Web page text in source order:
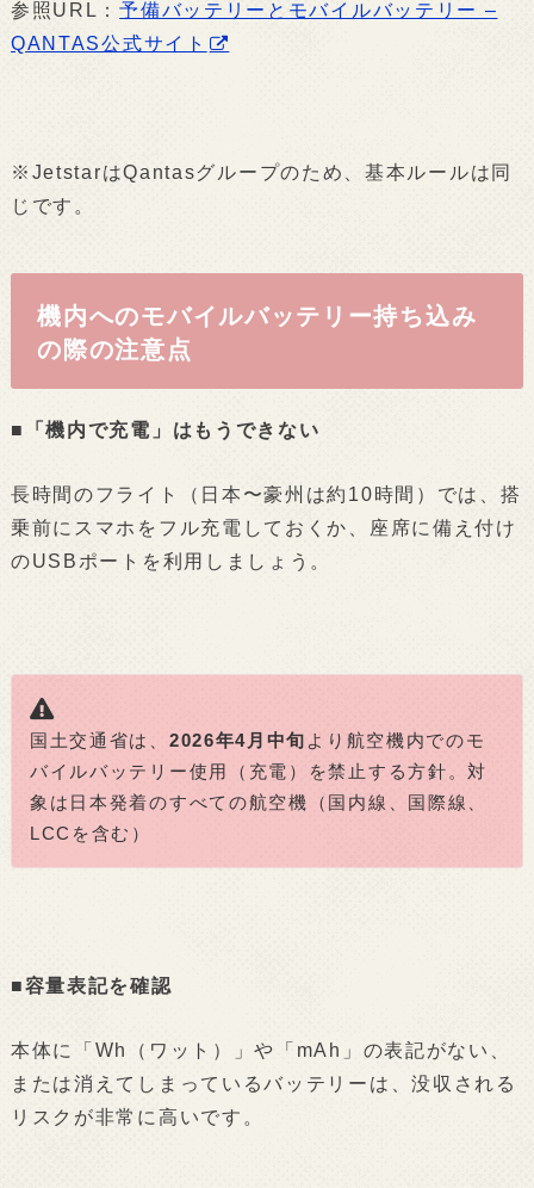
参照URL：予備バッテリーとモバイルバッテリー –
QANTAS公式サイト
※JetstarはQantasグループのため、基本ルールは同
じです。
機内へのモバイルバッテリー持ち込み
の際の注意点
■「機内で充電」はもうできない
長時間のフライト（日本〜豪州は約10時間）では、搭
乗前にスマホをフル充電しておくか、座席に備え付け
のUSBポートを利用しましょう。
国土交通省は、 2026年4月中旬 より航空機内でのモ
バイルバッテリー使用（充電）を禁止する方針。対
象は日本発着のすべての航空機（国内線、国際線、
LCCを含む）
■容量表記を確認
本体に「Wh（ワット）」や「mAh」の表記がない、
または消えてしまっているバッテリーは、没収される
リスクが非常に高いです。